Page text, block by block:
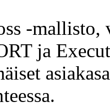
-mallisto,
ja